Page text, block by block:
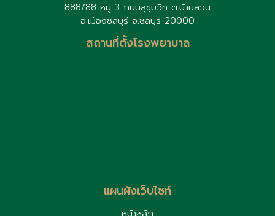
888/88 หมู่ 3 ถนนสุขุมวิท ต.บ้านสวน
อ.เมืองชลบุรี จ.ชลบุรี 20000
สถานที่ตั้งโรงพยาบาล
แผนผังเว็บไซท์